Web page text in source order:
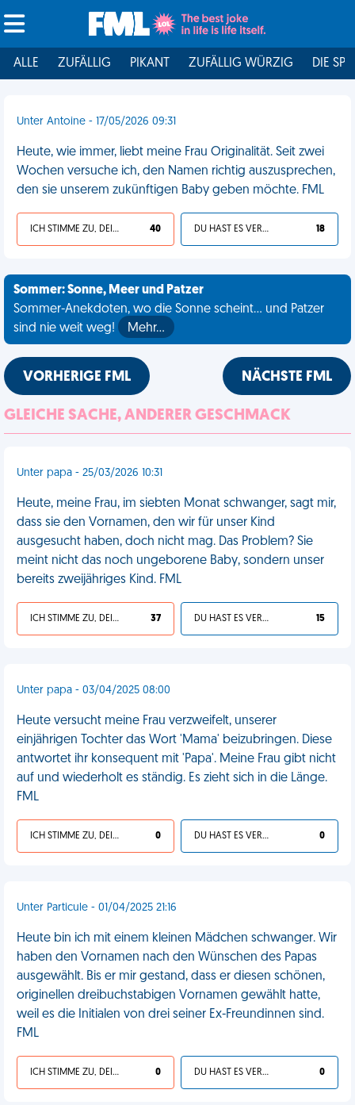
ALLE ZUFÄLLIG PIKANT ZUFÄLLIG WÜRZIG DIE
Unter Antoine - 17/05/2026 09:31
Heute, wie immer, liebt meine Frau Originalität. Seit zwei
Wochen versuche ich, den Namen richtig auszusprechen,
den sie unserem zukünftigen Baby geben möchte. FML
ICH STIMME ZU, DEIN LEBEN IST SCHEISSE 40 DU HAST ES VERDIENT 18
Sommer: Sonne, Meer und Patzer
Sommer-Anekdoten, wo die Sonne scheint... und Patzer
sind nie weit weg!
Mehr…
VORHERIGE FML NÄCHSTE FML
GLEICHE SACHE, ANDERER GESCHMACK
Unter papa - 25/03/2026 10:31
Heute, meine Frau, im siebten Monat schwanger, sagt mir,
dass sie den Vornamen, den wir für unser Kind
ausgesucht haben, doch nicht mag. Das Problem? Sie
meint nicht das noch ungeborene Baby, sondern unser
bereits zweijähriges Kind. FML
ICH STIMME ZU, DEIN LEBEN IST SCHEISSE 37 DU HAST ES VERDIENT 15
Unter papa - 03/04/2025 08:00
Heute versucht meine Frau verzweifelt, unserer
einjährigen Tochter das Wort 'Mama' beizubringen. Diese
antwortet ihr konsequent mit 'Papa'. Meine Frau gibt nicht
auf und wiederholt es ständig. Es zieht sich in die Länge.
FML
ICH STIMME ZU, DEIN LEBEN IST SCHEISSE 0 DU HAST ES VERDIENT 0
Unter Particule - 01/04/2025 21:16
Heute bin ich mit einem kleinen Mädchen schwanger. Wir
haben den Vornamen nach den Wünschen des Papas
ausgewählt. Bis er mir gestand, dass er diesen schönen,
originellen dreibuchstabigen Vornamen gewählt hatte,
weil es die Initialen von drei seiner Ex-Freundinnen sind.
FML
ICH STIMME ZU, DEIN LEBEN IST SCHEISSE 0 DU HAST ES VERDIENT 0